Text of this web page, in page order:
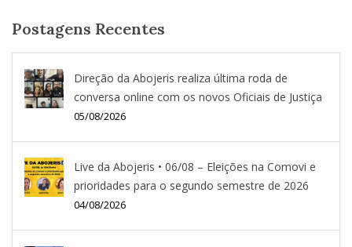
Postagens Recentes
Direção da Abojeris realiza última roda de
conversa online com os novos Oficiais de Justiça
05/08/2026
Live da Abojeris • 06/08 – Eleições na Comovi e
prioridades para o segundo semestre de 2026
04/08/2026